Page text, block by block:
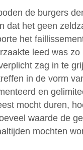
de burgers
dat het geen
het
leed was
zag in te
in de vorm
en
mocht duren,
waarde de
mochten